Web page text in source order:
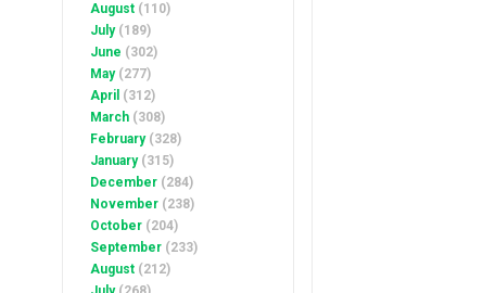
August (110)
July(189)
June (302)
May(277)
April (312)
March (308)
February(328)
January(315)
December (284)
November (238)
October (204)
September (233)
August (212)